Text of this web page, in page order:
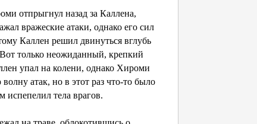
отпрыгнул назад за Каллена,
вражеские атаки, однако его сил
Каллен решил двинуться вглубь
только неожиданный, крепкий
упал на колени, однако Хироми
атак, но в этот раз что-то было
испепелил тела врагов.